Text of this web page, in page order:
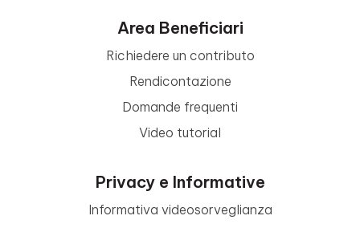
Area Beneficiari
Richiedere un contributo
Rendicontazione
Domande frequenti
Video tutorial
Privacy e Informative
Informativa videosorveglianza